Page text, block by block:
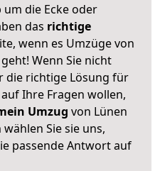
um die Ecke oder
das richtige
wenn es Umzüge von
Wenn Sie nicht
die richtige Lösung für
Ihre Fragen wollen,
Umzug von Lünen
Sie sie uns,
passende Antwort auf